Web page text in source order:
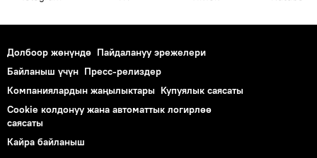
Долбоор жөнүндө Пайдалануу эрежелери
Байланыш үчүн Пресс-релиздер
Компаниялардын жаңылыктары Купуялык саясаты
Cookie колдонуу жана автоматтык логирлөө
саясаты
Кайра байланыш